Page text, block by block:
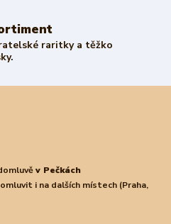
raritky a těžko
v Pečkách
i na dalších místech (Praha,